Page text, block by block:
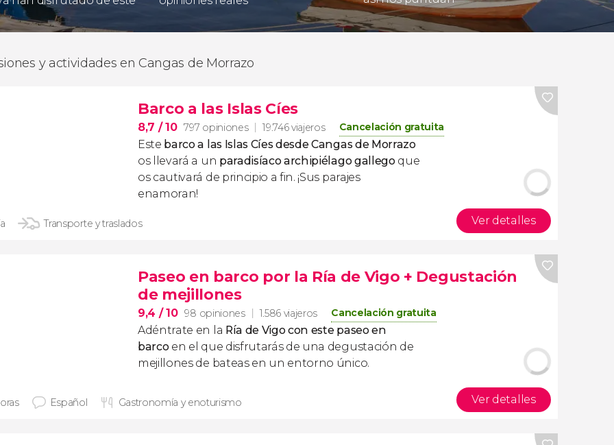
y actividades en Cangas de Morrazo
Barco a las Islas Cíes
8,7 / 10 797 opiniones 19.746 viajeros Cancelación gratuita
Este barco a las Islas Cíesdesde Cangas de Morrazo
os llevará a un paradisíaco archipiélago gallegoque
os cautivará de principio a fin. ¡Sus parajes
enamoran!
Transporte y traslados Ver detalles
Paseo en barco por la Ría de Vigo + Degustación
de mejillones
9,4 / 10 98 opiniones 1.586 viajeros Cancelación gratuita
Adéntrate en la Ría de Vigo con este paseo en
barcoen el que disfrutarás de una degustación de
mejillones de bateas en un entorno único.
Español Gastronomía y enoturismo Ver detalles